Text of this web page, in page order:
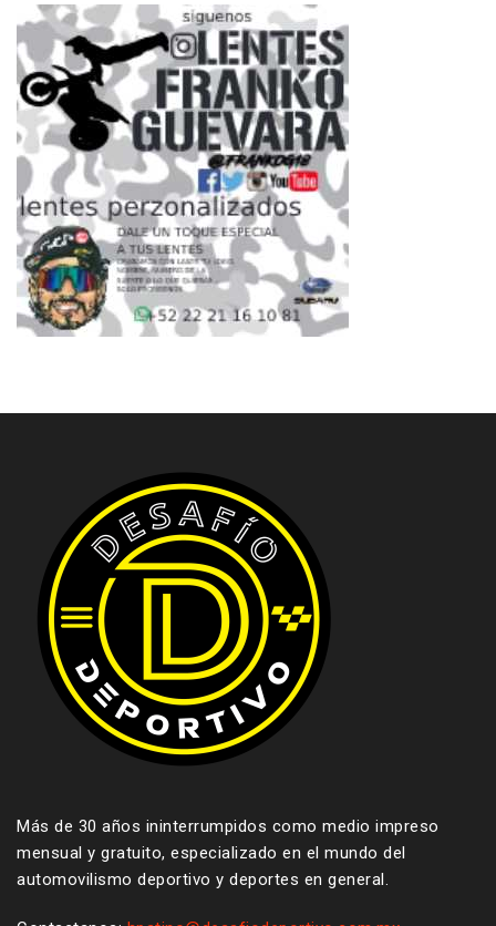
Más de 30 años ininterrumpidos como medio impreso
mensual y gratuito, especializado en el mundo del
automovilismo deportivo y deportes en general.